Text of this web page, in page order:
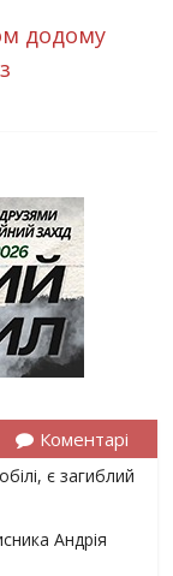
додому
Коментарі
є загиблий
Андрія